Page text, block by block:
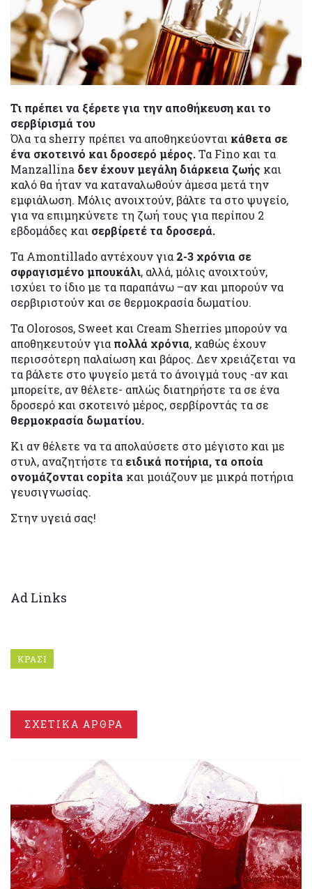
Τι πρέπει να ξέρετε για την αποθήκευση και το
σερβίρισμά του
Όλα τα sherry πρέπει να αποθηκεύονται κάθετα σε
ένα σκοτεινό και δροσερό μέρος.Τα Fino και τα
Manzallina δεν έχουν μεγάλη διάρκεια ζωής και
καλό θα ήταν να καταναλωθούν άμεσα μετά την
εμφιάλωση. Μόλις ανοιχτούν, βάλτε τα στο ψυγείο,
για να επιμηκύνετε τη ζωή τους για περίπου 2
εβδομάδες και σερβίρετέ τα δροσερά.
Τα Amontillado αντέχουν για 2-3 χρόνια σε
σφραγισμένο μπουκάλι, αλλά, μόλις ανοιχτούν,
ισχύει το ίδιο με τα παραπάνω –αν και μπορούν να
σερβιριστούν και σε θερμοκρασία δωματίου.
Τα Olorosos, Sweet και Cream Sherries μπορούν να
αποθηκευτούν για πολλά χρόνια, καθώς έχουν
περισσότερη παλαίωση και βάρος. Δεν χρειάζεται να
τα βάλετε στο ψυγείο μετά το άνοιγμά τους -αν και
μπορείτε, αν θέλετε- απλώς διατηρήστε τα σε ένα
δροσερό και σκοτεινό μέρος, σερβίροντάς τα σε
θερμοκρασία δωματίου.
Κι αν θέλετε να τα απολαύσετε στο μέγιστο και με
στυλ, αναζητήστε τα ειδικά ποτήρια, τα οποία
ονομάζονται copita και μοιάζουν με μικρά ποτήρια
γευσιγνωσίας.
Στην υγειά σας!
Ad Links
ΚΡΑΣΙ
ΣΧΕΤΙΚΑ ΑΡΘΡΑ